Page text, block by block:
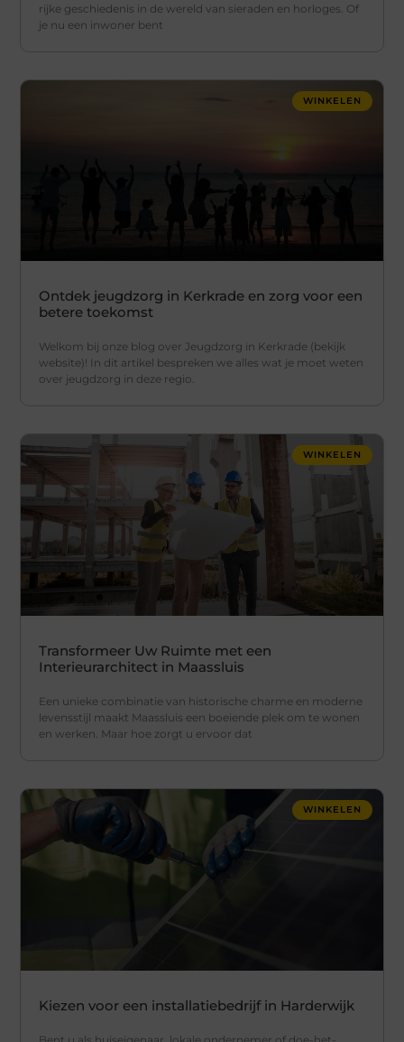
rijke geschiedenis in de wereld van sieraden en horloges. Of
je nu een inwoner bent
WINKELEN
Ontdek jeugdzorg in Kerkrade en zorg voor een
betere toekomst
Welkom bij onze blog over Jeugdzorg in Kerkrade (bekijk
website)! In dit artikel bespreken we alles wat je moet weten
over jeugdzorg in deze regio.
WINKELEN
Transformeer Uw Ruimte met een
Interieurarchitect in Maassluis
Een unieke combinatie van historische charme en moderne
levensstijl maakt Maassluis een boeiende plek om te wonen
en werken. Maar hoe zorgt u ervoor dat
WINKELEN
Kiezen voor een installatiebedrijf in Harderwijk